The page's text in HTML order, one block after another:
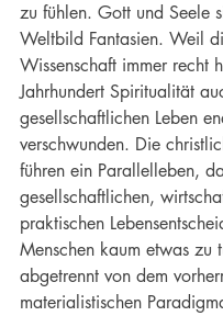
zu fühlen. Gott und Seele
Weltbild Fantasien. Weil
Wissenschaft immer recht
Jahrhundert Spiritualität
gesellschaftlichen Leben
verschwunden. Die
führen ein Parallelleben,
gesellschaftlichen,
praktischen
Menschen kaum etwas zu
abgetrennt von dem
materialistischen